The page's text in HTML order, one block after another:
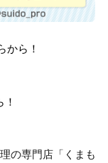
から！
の専門店「くまも